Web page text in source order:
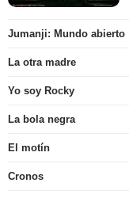
Jumanji: Mundo abierto
La otra madre
Yo soy Rocky
La bola negra
El motín
Cronos